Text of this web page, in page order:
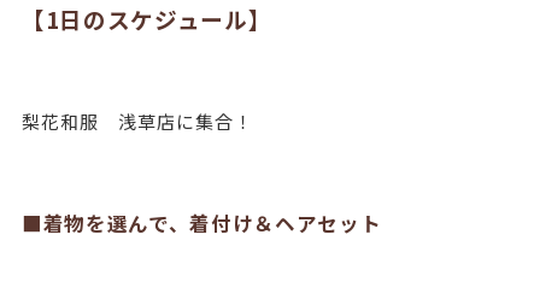
【1日のスケジュール】
梨花和服 浅草店に集合！
■着物を選んで、着付け＆ヘアセット